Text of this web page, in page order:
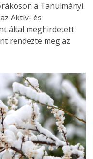
a Tanulmányi
Aktív- és
által meghirdetett
rendezte meg az